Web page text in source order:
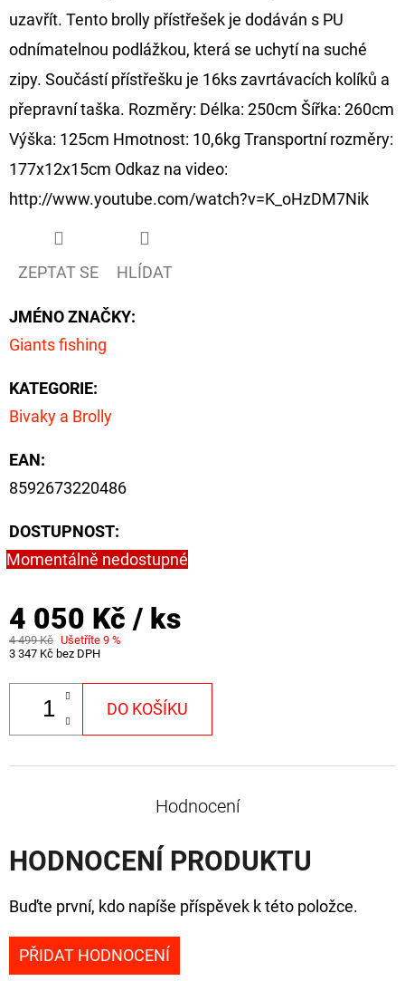
uzavřít. Tento brolly přístřešek je dodáván s PU
odnímatelnou podlážkou, která se uchytí na suché
zipy. Součástí přístřešku je 16ks zavrtávacích kolíků a
přepravní taška. Rozměry: Délka: 250cm Šířka: 260cm
Výška: 125cm Hmotnost: 10,6kg Transportní rozměry:
177x12x15cm Odkaz na video:
http://www.youtube.com/watch?v=K_oHzDM7Nik
ZEPTAT SE HLÍDAT
JMÉNO ZNAČKY:
Giants fishing
KATEGORIE:
Bivaky a Brolly
EAN:
8592673220486
DOSTUPNOST:
Momentálně nedostupné
4 050 Kč / ks
4 499 Kč Ušetříte 9 %
3 347 Kč bez DPH
DO KOŠÍKU
Hodnocení
HODNOCENÍ PRODUKTU
Buďte první, kdo napíše příspěvek k této položce.
PŘIDAT HODNOCENÍ